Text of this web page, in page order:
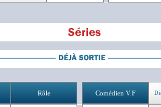
Rôle Comédien V.F